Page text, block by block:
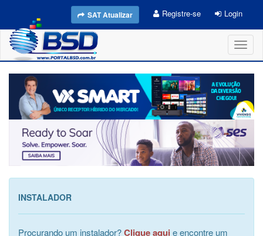
SAT Atualizar Registre-se Login
INSTALADOR
Procurando um instalador?Clique aqui e encontre um